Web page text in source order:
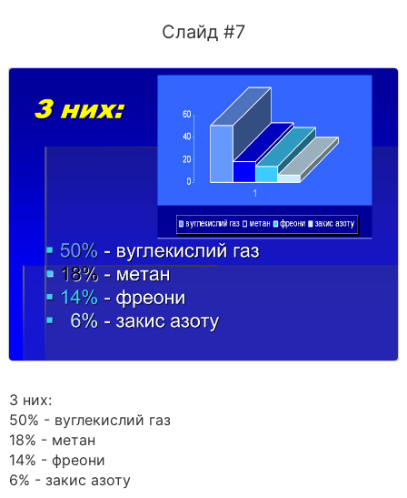
Слайд #7
З них:
50% - вуглекислий газ
18% - метан
14% - фреони
6% - закис азоту